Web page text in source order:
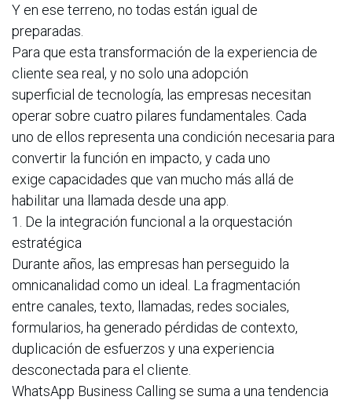
Y en ese terreno, no todas están igual de
preparadas.
Para que esta transformación de la experiencia de
cliente sea real, y no solo una adopción
superficial de tecnología, las empresas necesitan
operar sobre cuatro pilares fundamentales. Cada
uno de ellos representa una condición necesaria para
convertir la función en impacto, y cada uno
exige capacidades que van mucho más allá de
habilitar una llamada desde una app.
1. De la integración funcional a la orquestación
estratégica
Durante años, las empresas han perseguido la
omnicanalidad como un ideal. La fragmentación
entre canales, texto, llamadas, redes sociales,
formularios, ha generado pérdidas de contexto,
duplicación de esfuerzos y una experiencia
desconectada para el cliente.
WhatsApp Business Calling se suma a una tendencia